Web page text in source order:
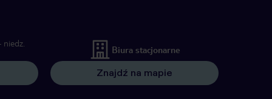
Biura stacjonarne
Znajdź na mapie